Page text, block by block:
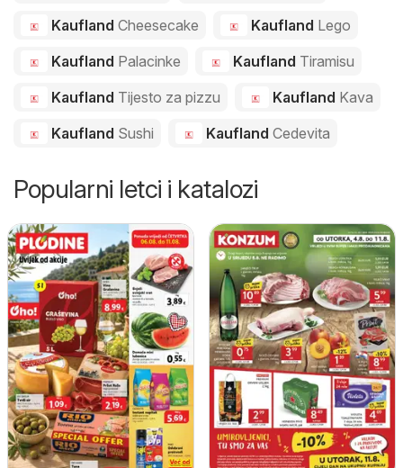
Kaufland Cheesecake Kaufland Lego
Kaufland Palacinke Kaufland Tiramisu
Kaufland Tijesto za pizzu Kaufland Kava
Kaufland Sushi Kaufland Cedevita
Popularni letci i katalozi